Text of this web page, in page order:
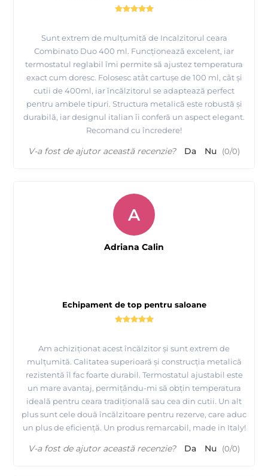
Sunt extrem de mulțumită de Incalzitorul ceara
Combinato Duo 400 ml. Funcționează excelent, iar
termostatul reglabil îmi permite să ajustez temperatura
exact cum doresc. Folosesc atât cartușe de 100 ml, cât și
cutii de 400ml, iar încălzitorul se adaptează perfect
pentru ambele tipuri. Structura metalică este robustă și
durabilă, iar designul italian îi conferă un aspect elegant.
Recomand cu încredere!
V-a fost de ajutor această recenzie? Da Nu (0/0)
Echipament de top pentru saloane
Am achiziționat acest încălzitor și sunt extrem de
mulțumită. Calitatea superioară și construcția metalică
rezistentă îl fac foarte durabil. Termostatul ajustabil este
un mare avantaj, permițându-mi să obțin temperatura
ideală pentru ceara tradițională sau cea din cutii. Un alt
plus sunt cele două încălzitoare pentru rezerve, care aduc
un plus de eficiență. Un produs remarcabil, made in Italy!
A
Adriana Calin
V-a fost de ajutor această recenzie? Da Nu (0/0)